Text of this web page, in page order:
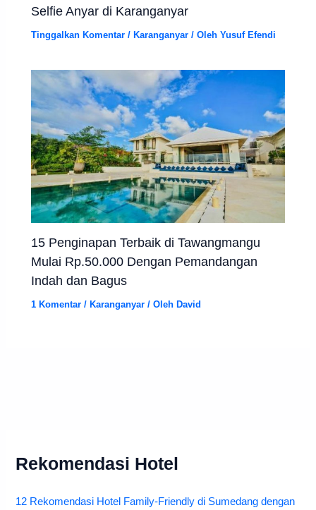
Selfie Anyar di Karanganyar
Tinggalkan Komentar /Karanganyar / OlehYusuf Efendi
15 Penginapan Terbaik di Tawangmangu
Mulai Rp.50.000 Dengan Pemandangan
Indah dan Bagus
1 Komentar / Karanganyar / Oleh David
Rekomendasi Hotel
12 Rekomendasi Hotel Family-Friendly di Sumedang dengan